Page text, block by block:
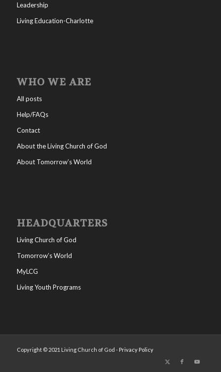
Leadership
Living Education-Charlotte
WHO WE ARE
All posts
Help/FAQs
Contact
About the Living Church of God
About Tomorrow’s World
HEADQUARTERS
Living Church of God
Tomorrow’s World
MyLCG
Living Youth Programs
Copyright © 2021 Living Church of God - Privacy Policy